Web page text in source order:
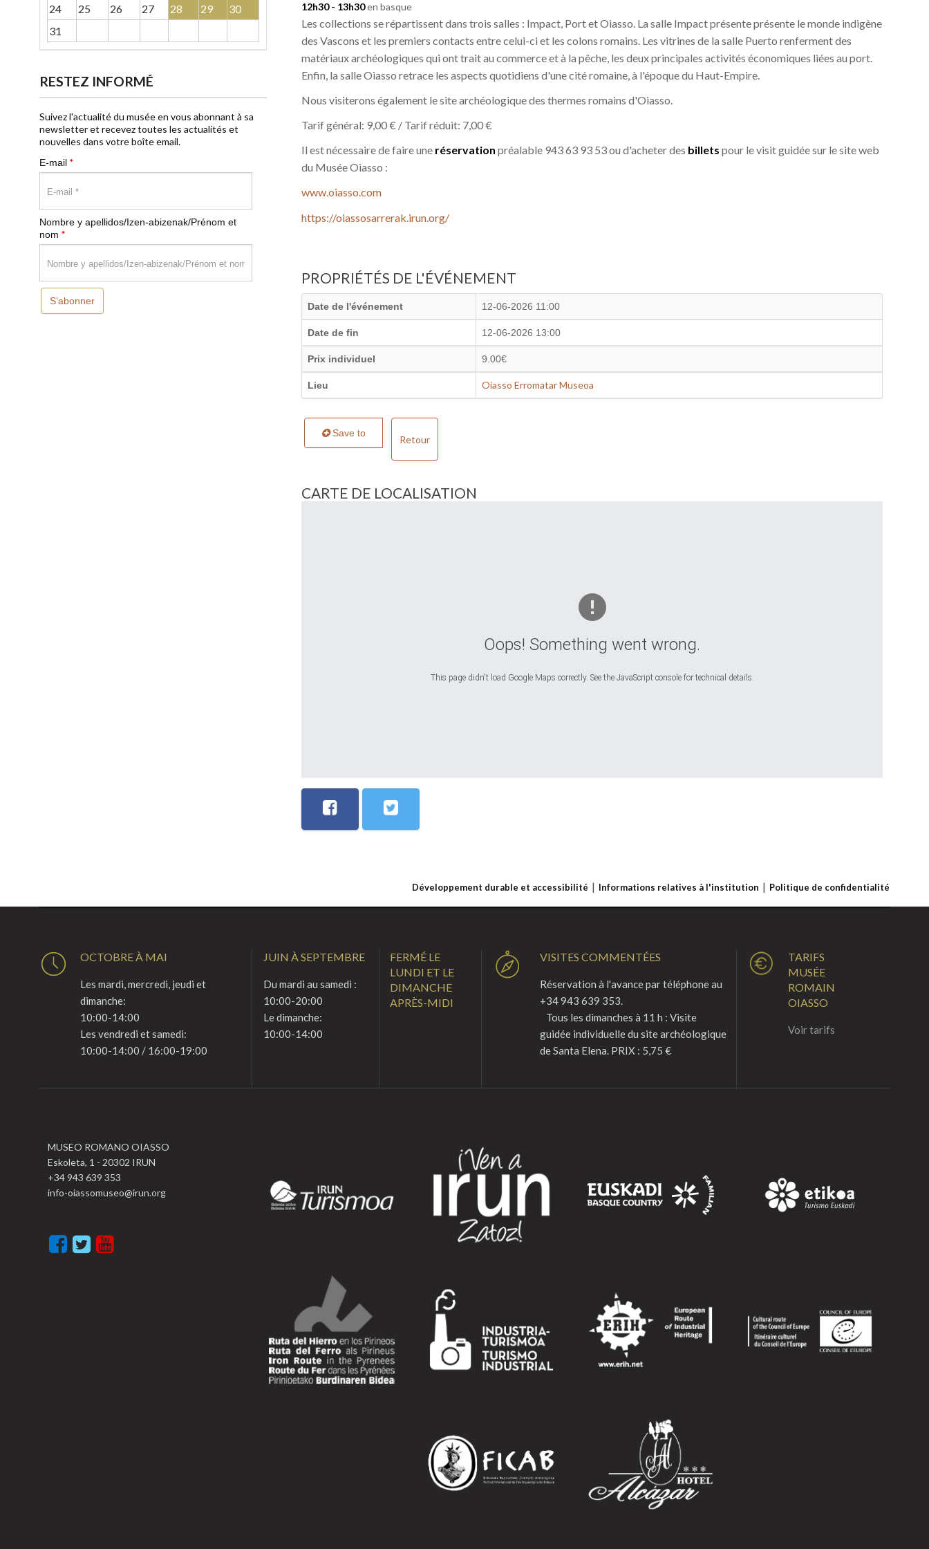
12h30 - 13h30en basque
Les collections se répartissent dans trois salles : Impact, Port et Oiasso. La salle Impact présente présente le monde indigène
des Vascons et les premiers contacts entre celui-ci et les colons romains. Les vitrines de la salle Puerto renferment des
matériaux archéologiques qui ont trait au commerce et à la pêche, les deux principales activités économiques liées au port.
Enfin, la salle Oiasso retrace les aspects quotidiens d'une cité romaine, à l'époque du Haut-Empire.
Nous visiterons également le site archéologique des thermes romains d'Oiasso.
Tarif général: 9,00 € / Tarif réduit: 7,00 €
Il est nécessaire de faire une réservation préalable 943 63 93 53 ou d'acheter des billets pour le visit guidée sur le site web
du Musée Oiasso :
www.oiasso.com
https://oiassosarrerak.irun.org/
PROPRIÉTÉS DE L'ÉVÉNEMENT
Date de l'événement 12-06-2026 11:00
Date de fin 12-06-2026 13:00
Prix individuel 9.00€
Lieu Oiasso Erromatar Museoa
Save to
Retour
CARTE DE LOCALISATION
Oops! Something went wrong.
This page didn't load Google Maps correctly. See the JavaScript console for technical details.
24 25 26 27 28 29
30
31
RESTEZ INFORMÉ
Suivez l'actualité du musée en vous abonnant à sa
newsletter et recevez toutes les actualités et
nouvelles dans votre boîte email.
E-mail *
Nombre y apellidos/Izen-abizenak/Prénom et
nom *
S’abonner
Développement durable et accessibilité Informations relatives à l'institution Politique de confidentialité
OCTOBRE À MAI
Les mardi, mercredi, jeudi et
dimanche:
10:00-14:00
Les vendredi et samedi:
10:00-14:00 / 16:00-19:00
JUIN À SEPTEMBRE
Du mardi au samedi :
10:00-20:00
Le dimanche:
10:00-14:00
FERMÉ LE
LUNDI ET LE
DIMANCHE
APRÈS-MIDI
VISITES COMMENTÉES
Réservation à l'avance par téléphone au
+34 943 639 353.
Tous les dimanches à 11 h : Visite
guidée individuelle du site archéologique
de Santa Elena. PRIX : 5,75 €
TARIFS
MUSÉE
ROMAIN
OIASSO
Voir tarifs
MUSEO ROMANO OIASSO
Eskoleta, 1 - 20302 IRUN
+34 943 639 353
info-oiassomuseo@irun.org